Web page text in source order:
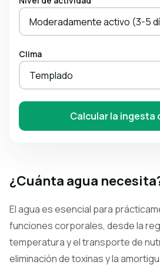
Moderadamente activo (3-5
Clima
Templado
Calcular la ingesta
¿Cuánta agua
El agua es esencial para
funciones corporales, desde la
temperatura y el transporte de
eliminación de toxinas y la